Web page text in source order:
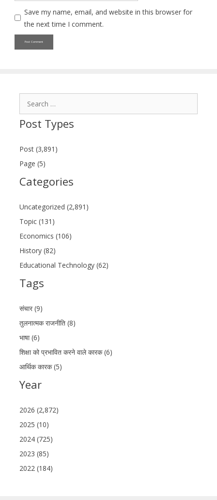
Save my name, email, and website in this browser for
the next time I comment.
Post Types
Post (3,891)
Page (5)
Categories
Uncategorized (2,891)
Topic (131)
Economics (106)
History (82)
Educational Technology (62)
Tags
संचार (9)
तुलनात्मक राजनीति (8)
भाषा (6)
शिक्षा को प्रभावित करने वाले कारक (6)
आर्थिक कारक (5)
Year
2026 (2,872)
2025 (10)
2024 (725)
2023 (85)
2022 (184)